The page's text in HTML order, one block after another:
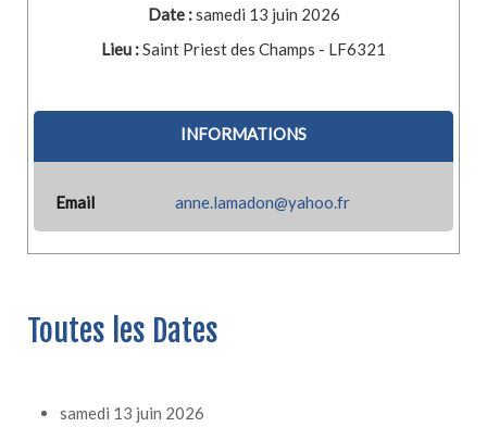
Date :samedi 13 juin 2026
Lieu :Saint Priest des Champs - LF6321
INFORMATIONS
Email anne.lamadon@yahoo.fr
Toutes les Dates
samedi 13 juin 2026